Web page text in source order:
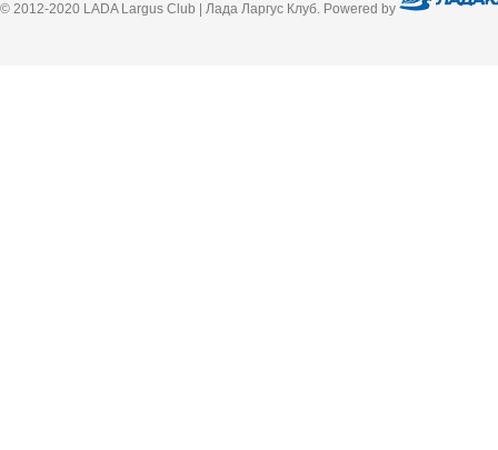
© 2012-2020 LADA Largus Club | Лада Ларгус Клуб. Powered by